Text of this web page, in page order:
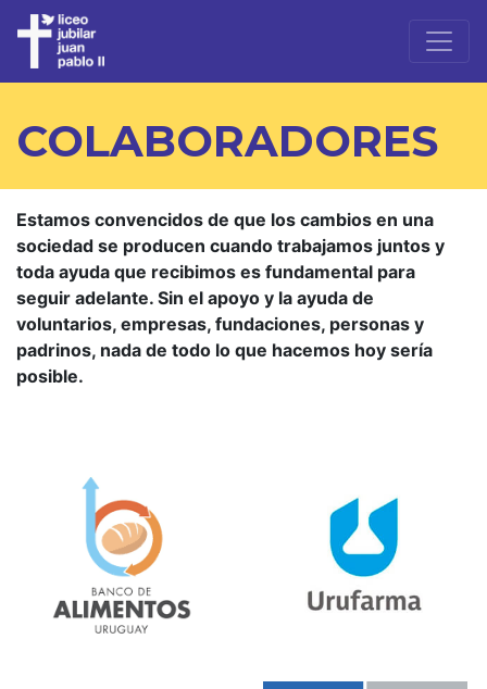
COLABORADORES
Estamos convencidos de que los cambios en una
sociedad se producen cuando trabajamos juntos y
toda ayuda que recibimos es fundamental para
seguir adelante. Sin el apoyo y la ayuda de
voluntarios, empresas, fundaciones, personas y
padrinos, nada de todo lo que hacemos hoy sería
posible.